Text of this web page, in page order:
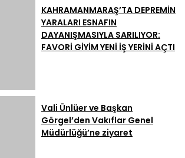
KAHRAMANMARAŞ’TA DEPREMİN
YARALARI ESNAFIN
DAYANIŞMASIYLA SARILIYOR:
FAVORİ GİYİM YENİ İŞ YERİNİ AÇTI
Vali Ünlüer ve Başkan
Görgel’den Vakıflar Genel
Müdürlüğü’ne ziyaret